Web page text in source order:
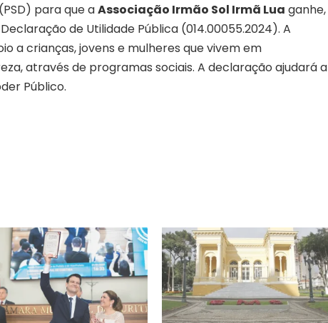
para que aAssociação Irmão Sol Irmã Lua ganhe,
de Utilidade Pública (014.00055.2024). A
a crianças, jovens e mulheres que vivem em
através de programas sociais. A declaração ajudará a
Público.